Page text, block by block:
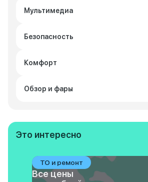
Мультимедиа
Безопасность
Комфорт
Обзор и фары
Это интересно
ТО и ремонт
Все цены